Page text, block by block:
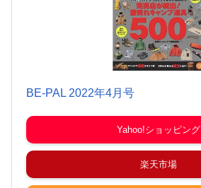
BE-PAL 2022年4月号
Yahoo!ショッピング
楽天市場